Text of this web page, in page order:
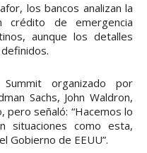
los bancos analizan la
crédito de emergencia
aunque los detalles
organizado por
Sachs, John Waldron,
señaló: “Hacemos lo
situaciones como esta,
Gobierno de EEUU”.